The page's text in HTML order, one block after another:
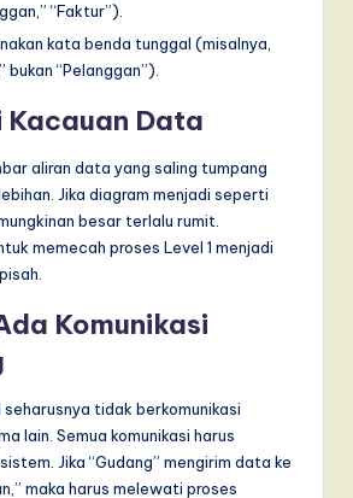
“Faktur”).
kata benda tunggal (misalnya,
bukan “Pelanggan”).
Kacauan Data
aliran data yang saling tumpang
Jika diagram menjadi seperti
besar terlalu rumit.
memecah proses Level 1 menjadi
Komunikasi
tidak berkomunikasi
lain. Semua komunikasi harus
Jika “Gudang” mengirim data ke
maka harus melewati proses